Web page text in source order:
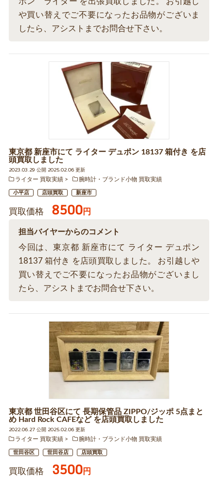
や買い替えでご不要になったお品物がございま
したら、アシストまでお問合せ下さい。
東京都 新座市にて ライター デュポン 18137 箱付き を店
頭買取しました
2023.03.29 公開 2025.02.06 更新
ライター 買取実績
腕時計・ブランド小物 買取実績
小平店 店頭買取 新座市
買取価格 8500円
担当バイヤーからのコメント
今回は、東京都 新座市にて ライター デュポン
18137 箱付き を店頭買取しました。 お引越しや
買い替えでご不要になったお品物がございまし
たら、アシストまでお問合せ下さい。
東京都 世田谷区にて 長期保管品 ZIPPO/ジッポ 5点まと
め Hard Rock CAFEなど を店頭買取しました
2022.06.27 公開 2025.02.06 更新
ライター 買取実績
腕時計・ブランド小物 買取実績
世田谷区 世田谷店 店頭買取
買取価格 3500円